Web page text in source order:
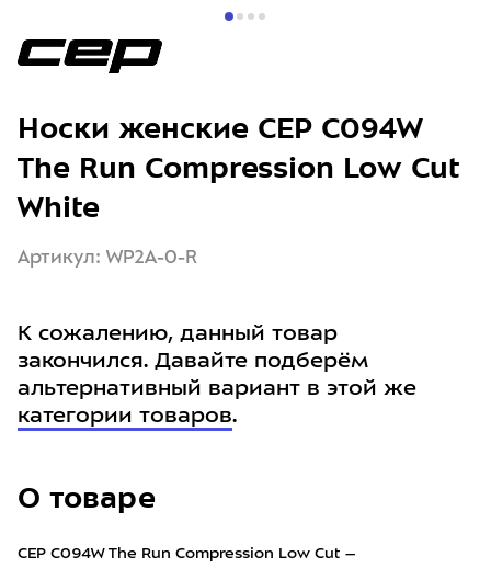
О товаре
CEP C094W The Run Compression Low Cut –
Носки женские CEP C094W
The Run Compression Low Cut
White
Артикул: WP2A-0-R
К сожалению, данный товар
закончился. Давайте подберём
альтернативный вариант в этой же
категории товаров.